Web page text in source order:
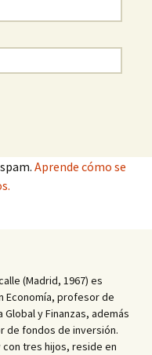
Aprende cómo se
(Madrid, 1967) es
Economía, profesor de
Global y Finanzas, además
de fondos de inversión.
con tres hijos, reside en